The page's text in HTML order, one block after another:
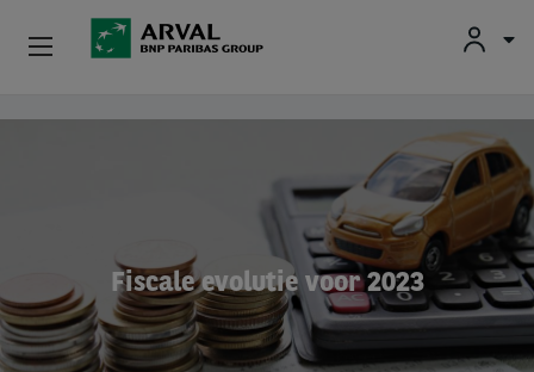
Fiscale evolutie voor 2023
Particulieren
Tweedehands Wagens
Over Arval